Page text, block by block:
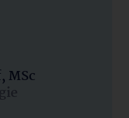
MSc